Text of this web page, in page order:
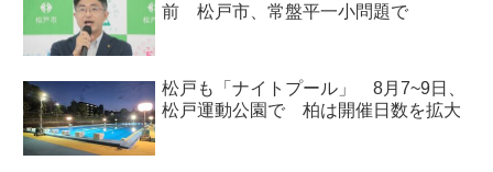
前 松戸市、常盤平一小問題で
松戸も「ナイトプール」 8月7~9日、
松戸運動公園で 柏は開催日数を拡大